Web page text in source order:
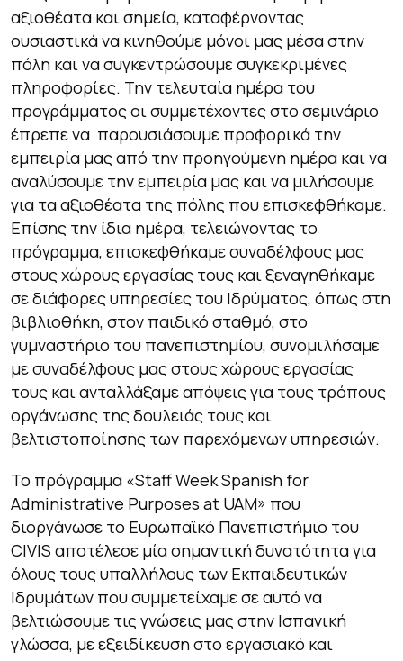
αξιοθέατα και σημεία, καταφέρνοντας
ουσιαστικά να κινηθούμε μόνοι μας μέσα στην
πόλη και να συγκεντρώσουμε συγκεκριμένες
πληροφορίες. Την τελευταία ημέρα του
προγράμματος οι συμμετέχοντες στο σεμινάριο
έπρεπε να παρουσιάσουμε προφορικά την
εμπειρία μας από την προηγούμενη ημέρα και να
αναλύσουμε την εμπειρία μας και να μιλήσουμε
για τα αξιοθέατα της πόλης που επισκεφθήκαμε.
Επίσης την ίδια ημέρα, τελειώνοντας το
πρόγραμμα, επισκεφθήκαμε συναδέλφους μας
στους χώρους εργασίας τους και ξεναγηθήκαμε
σε διάφορες υπηρεσίες του Ιδρύματος, όπως στη
βιβλιοθήκη, στον παιδικό σταθμό, στο
γυμναστήριο του πανεπιστημίου, συνομιλήσαμε
με συναδέλφους μας στους χώρους εργασίας
τους και ανταλλάξαμε απόψεις για τους τρόπους
οργάνωσης της δουλειάς τους και
βελτιστοποίησης των παρεχόμενων υπηρεσιών.
Το πρόγραμμα «Staff Week Spanish for
Administrative Purposes at UAM» που
διοργάνωσε το Ευρωπαϊκό Πανεπιστήμιο του
CIVIS αποτέλεσε μία σημαντική δυνατότητα για
όλους τους υπαλλήλους των Εκπαιδευτικών
Ιδρυμάτων που συμμετείχαμε σε αυτό να
βελτιώσουμε τις γνώσεις μας στην Ισπανική
γλώσσα, με εξειδίκευση στο εργασιακό και